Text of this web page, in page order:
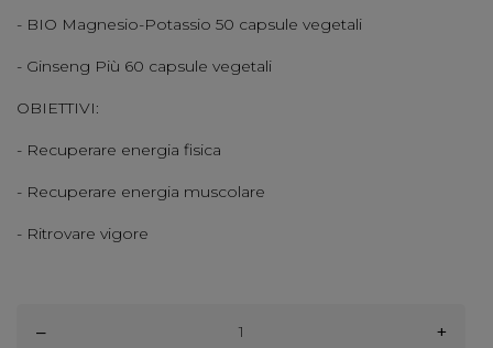
- BIO Magnesio-Potassio 50 capsule vegetali
- Ginseng Più 60 capsule vegetali
OBIETTIVI:
- Recuperare energia fisica
- Recuperare energia muscolare
- Ritrovare vigore
– +